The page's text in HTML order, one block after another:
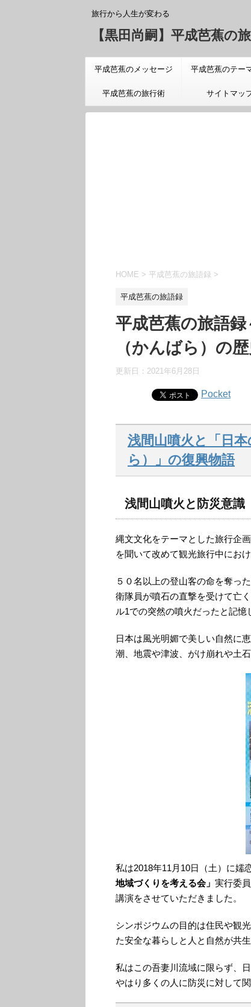
旅行から人生が変わる
【黒田尚嗣】平成芭蕉の
平成芭蕉のメッセージ
「旅についての真実」
平成芭蕉のテー
平成芭蕉の旅行術 サイトマッ
HOME > 平成芭蕉の旅語録 >
平成芭蕉の旅語録
平成芭蕉の旅語
（かんばら）の
更新日： 2021年6月28日
Pocket
浅間山噴火と「日
ら）」の復興物語
浅間山噴火と防災意識
縄文文化をテーマとした旅行企
を聞いて改めて観光旅行中にお
５０名以上の登山客の命を奪っ
衛隊員が噴石の直撃を受けて亡
ル1での突然の噴火だったと記憶
日本は風光明媚で美しい自然に
潮、地震や津波、がけ崩れや土
私は2018年11月10日（土）に嬬
地域づくりを考える会」 実行委
講演をさせていただきました。
シンポジウムの目的は住民や観
た安全な暮らしと人と自然が共
私はこの吾妻川流域に限らず、
やはり多くの人に防災に対して